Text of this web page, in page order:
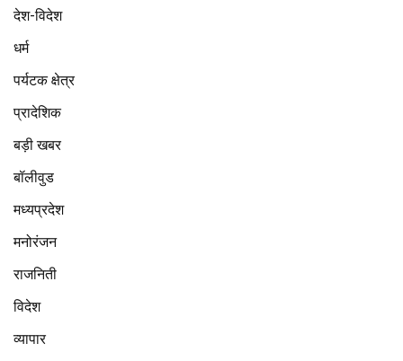
देश-विदेश
धर्म
पर्यटक क्षेत्र
प्रादेशिक
बड़ी खबर
बॉलीवुड
मध्यप्रदेश
मनोरंजन
राजनिती
विदेश
व्यापार